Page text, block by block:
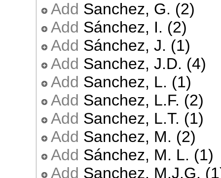
Add Sanchez, G. (2)
Add Sánchez, I. (2)
Add Sánchez, J. (1)
Add Sanchez, J.D. (4)
Add Sanchez, L. (1)
Add Sanchez, L.F. (2)
Add Sanchez, L.T. (1)
Add Sanchez, M. (2)
Add Sánchez, M. L. (1)
Add Sanchez, M.J.G.